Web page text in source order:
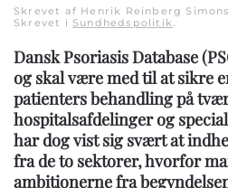
Skrevet af Henrik Reinberg
Skrevet i Sundhedspolitik
Dansk Psoriasis Database
og skal være med til at sikre
patienters behandling på
hospitalsafdelinger og
har dog vist sig svært at
fra de to sektorer, hvorfor
ambitionerne fra